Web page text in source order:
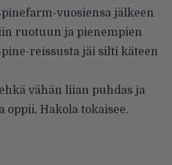
vuosiensa jälkeen
ruotuun ja pienempien
reissusta jäi silti käteen
vähän liian puhdas ja
Hakola tokaisee.